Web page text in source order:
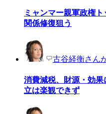
ミャンマー親軍政権
関係修復狙う
古谷経衡さん
消費減税、財源・効
立は楽観できず